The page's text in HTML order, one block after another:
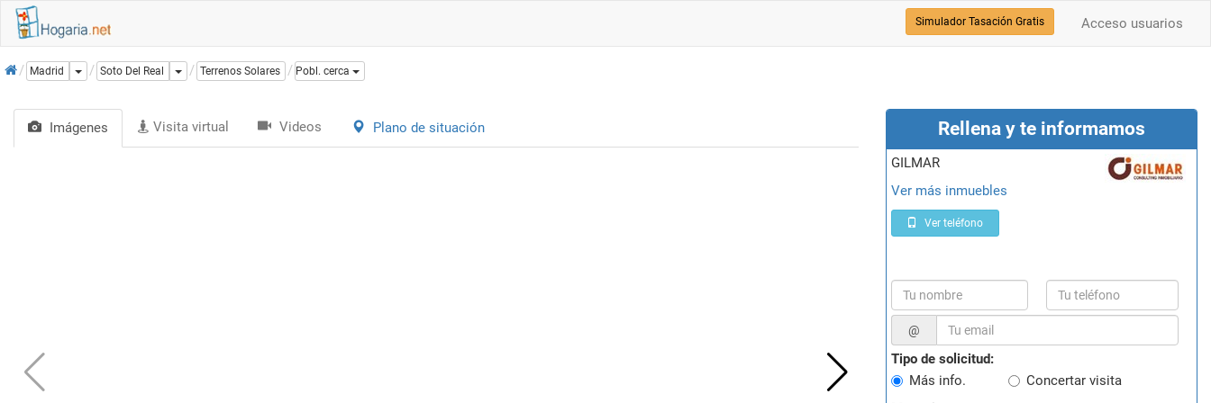
Acceso usuarios
Simulador Tasación Gratis
InicioMadrid Dropdown
Soto Del Real Dropdown
Terrenos Solares Pobl. cerca
Imágenes Visita virtual Videos Plano de situación Rellena y te informamos
GILMAR
Ver más inmuebles
Ver teléfono
@
Tipo de solicitud:
Más info.
Concertar visita